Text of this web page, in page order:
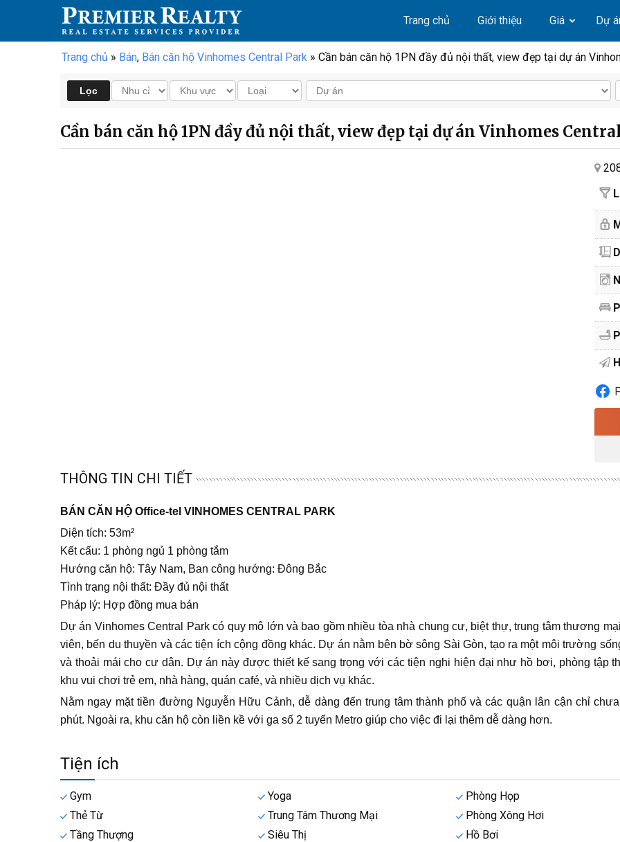
Trang chủ Giới thiệu Giá Dự
Trang chủ » Bán, Bán căn hộ Vinhomes Central Park » Cần bán căn hộ 1PN đầy đủ nội thất, view đẹp tại dự án
Cần bán căn hộ 1PN đầy đủ nội thất, view đẹp tại dự án Vinhomes
THÔNG TIN CHI TIẾT
BÁN CĂN HỘ Office-tel VINHOMES CENTRAL PARK
Diện tích: 53m²
Kết cấu: 1 phòng ngủ 1 phòng tắm
Hướng căn hộ: Tây Nam, Ban công hướng: Đông Bắc
Tình trạng nội thất: Đầy đủ nội thất
Pháp lý: Hợp đồng mua bán
Dự án Vinhomes Central Park có quy mô lớn và bao gồm nhiều tòa nhà chung cư, biệt thự, trung tâm thương
viên, bến du thuyền và các tiện ích cộng đồng khác. Dự án nằm bên bờ sông Sài Gòn, tạo ra một môi trường
và thoải mái cho cư dân. Dự án này được thiết kế sang trọng với các tiện nghi hiện đại như hồ bơi, phòng tập
khu vui chơi trẻ em, nhà hàng, quán café, và nhiều dịch vụ khác.
Nằm ngay mặt tiền đường Nguyễn Hữu Cảnh, dễ dàng đến trung tâm thành phố và các quận lân cận chỉ
phút. Ngoài ra, khu căn hộ còn liền kề với ga số 2 tuyến Metro giúp cho việc đi lại thêm dễ dàng hơn.
Tiện ích
Gym Yoga
Phòng Họp
Thẻ Từ
Trung Tâm Thương Mại
Phòng Xông Hơi
Tầng Thượng
Siêu Thị
Hồ Bơi